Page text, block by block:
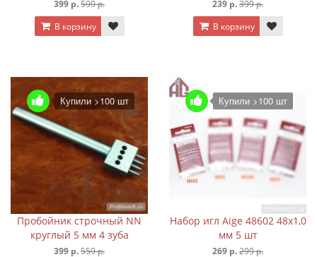
399 р.599 р.
В корзину
239 р.399 р.
В корзину
Купили >100 шт
Пробойник строчный NN
круглый 5 мм 4 зуба
399 р.559 р.
Купили >100 шт
Набор игл Aige 48602 48х1,0
мм 5 шт
269 р.299 р.